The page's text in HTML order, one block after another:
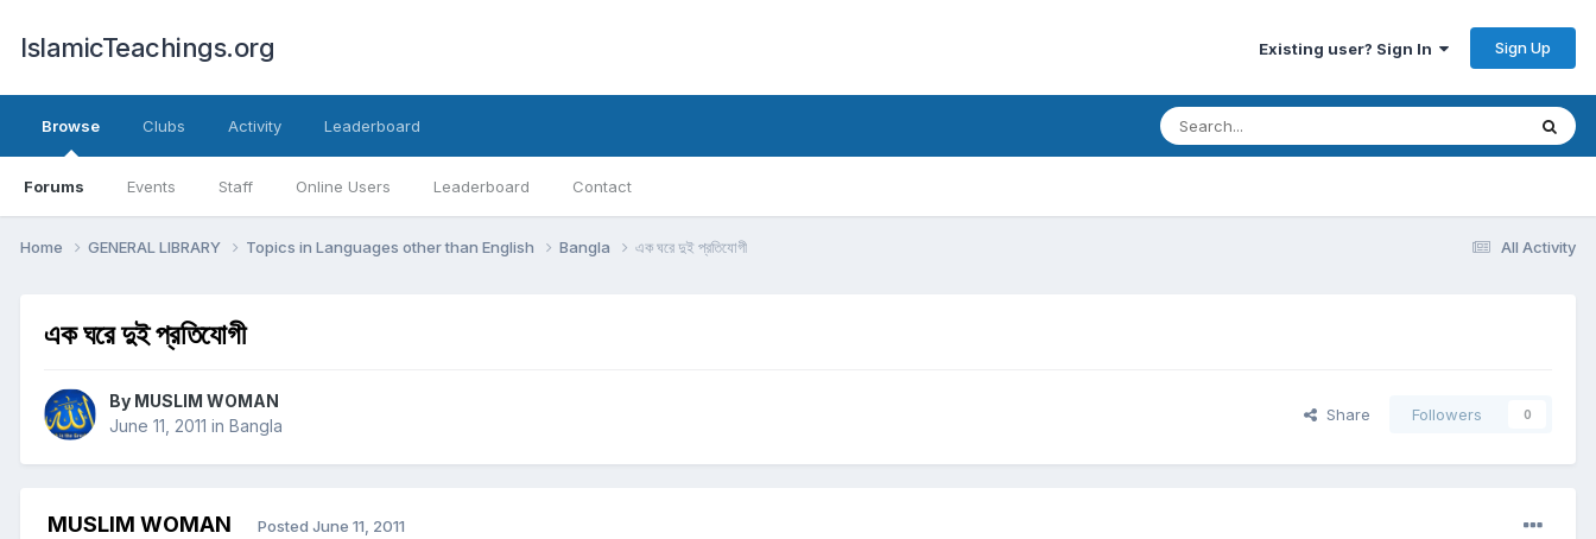
IslamicTeachings.org Existing user? Sign In Sign Up
Browse
Forums Events Staff Online Users Leaderboard Contact
Clubs Activity Leaderboard
All Activity
Home GENERAL LIBRARY Topics in Languages other than English Bangla এক ঘরে দুই প্রতিযোগী
এক ঘরে দুই প্রতিযোগী
By MUSLIM WOMAN
June 11, 2011 in Bangla
Share Followers 0
MUSLIM WOMAN Posted June 11, 2011